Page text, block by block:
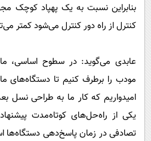
کنترل از راه دور کنترل می‌شود کمتر
عابدی می‌گوید: در سطوح اساسی،
مودب را برطرف کنیم تا دستگاه‌های
امیدواریم که کار ما به طراحی نسل
یکی از راه‌حل‌های کوتاه‌مدت
تصادفی در زمان‌ پاسخ‌دهی دستگاه‌ها